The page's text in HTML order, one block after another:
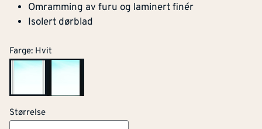
Omramming av furu og laminert finér
Isolert dørblad
Farge: Hvit
Størrelse